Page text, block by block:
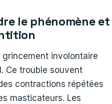
le phénomène et
grincement involontaire
Ce trouble souvent
contractions répétées
masticateurs. Les